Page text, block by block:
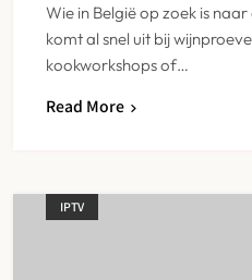
Wie in België op zoek is
komt al snel uit bij
kookworkshops of…
Read More
IPTV